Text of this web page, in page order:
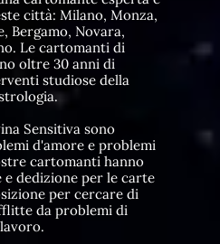
città: Milano, Monza,
Bergamo, Novara,
Le cartomanti di
oltre 30 anni di
studiose della
Sensitiva sono
d'amore e problemi
cartomanti hanno
e dedizione per le carte
per cercare di
da problemi di